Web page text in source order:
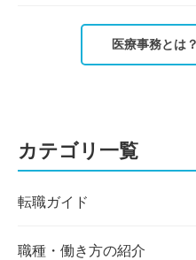
医療事務とは
カテゴリ一覧
転職ガイド
職種・働き方の紹介